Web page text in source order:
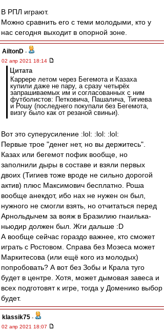
В РПЛ играют.
Можно сравнить его с теми молодыми, кто у
нас сегодня выходит в опорной зоне.
AiltonD -
02 апр 2021 18:14
Цитата
Каррере летом через Бегемота и Казаха
купили даже не пару, а сразу четырёх
запрашиваемых им и согласованных с ним
футболистов: Петковича, Пашалича, Тигиева
и Рошу (последнего покупали без Бегемота,
визгу было как от резаной свиньи).
Вот это суперусиление :lol: :lol: :lol:
Первые трое "денег нет, но вы держитесь".
Казах или бегемот пофик вообще, но
заполнили дыры в составе и взяли первых
двоих (Тигиев тоже вроде не сильно дорогой
актив) плюс Максимович бесплатно. Роша
вообще анекдот, ибо нах не нужен он был,
нужного не смогли взять, но отчитаться перед
Арнольдычем за вояж в Бразилию гнаилька-
ньюдир должен был. Жги дальше :D
А вообще сейчас гораздо важнее, кто сможет
играть с Ростовом. Справа без Мозеса может
Маркитесова (или ещё кого из молодых)
попробовать? А вот без Зобы и Крала туго
будет в центре. Хотя, может дымовая завеса и
всех подготовят к игре, тогда у Доменико выбор
будет.
klassik75 -
02 апр 2021 18:07